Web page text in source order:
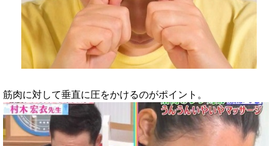
筋肉に対して垂直に圧をかけるのがポイント。